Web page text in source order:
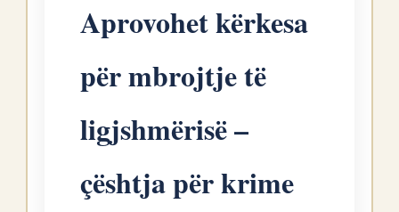
Aprovohet kërkesa
për mbrojtje të
ligjshmërisë –
çështja për krime